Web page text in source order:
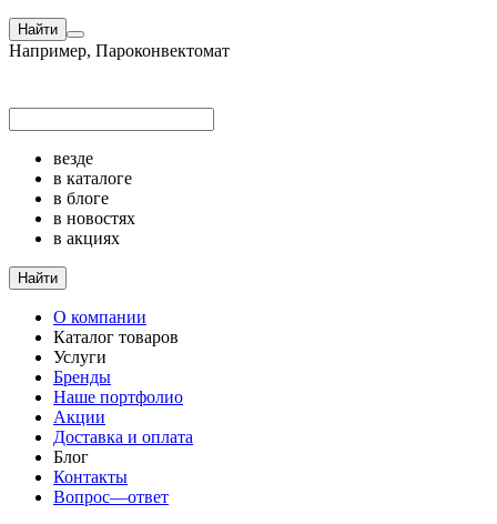
Найти
Например, Пароконвектомат
везде
в каталоге
в блоге
в новостях
в акциях
Найти
О компании
Каталог товаров
Услуги
Бренды
Наше портфолио
Акции
Доставка и оплата
Блог
Контакты
Вопрос—ответ